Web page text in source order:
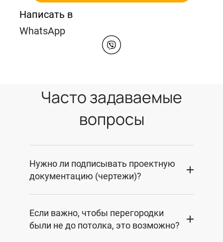
Написать в
WhatsApp
Часто задаваемые
вопросы
Нужно ли подписывать проектную
документацию (чертежи)?
Если важно, чтобы перегородки
были не до потолка, это возможно?